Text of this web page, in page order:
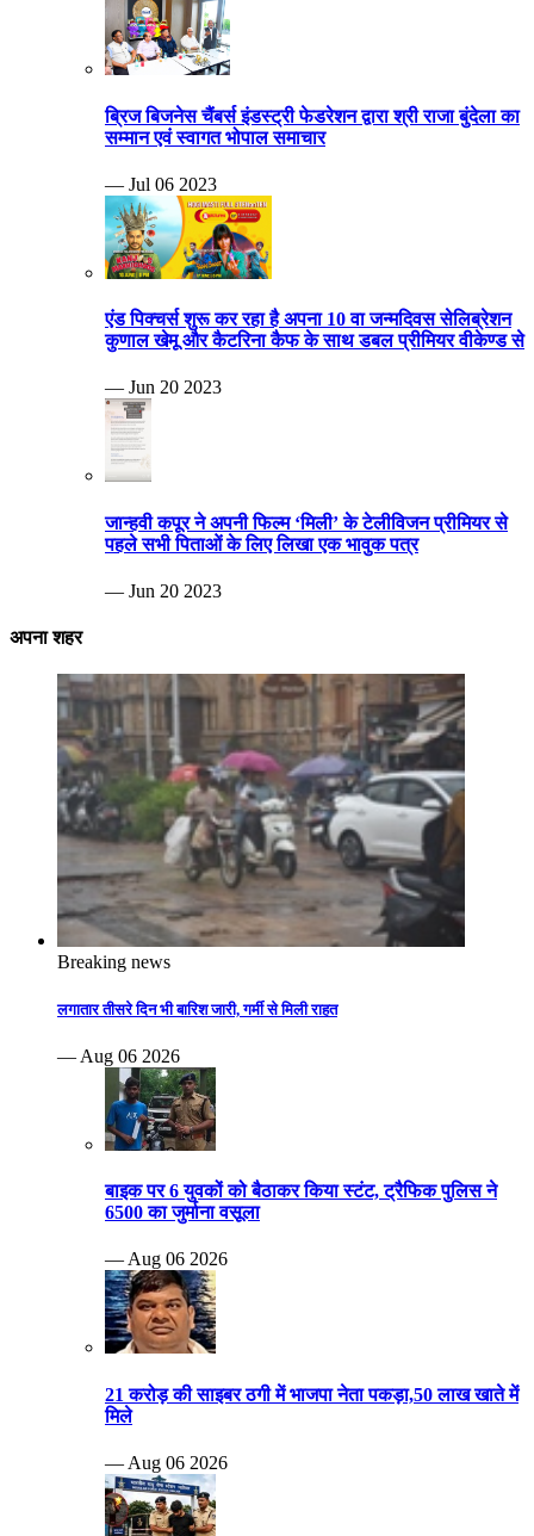
ब्रिज बिजनेस चैंबर्स इंडस्ट्री फेडरेशन द्वारा श्री राजा बुंदेला का
सम्मान एवं स्वागत भोपाल समाचार
— Jul 06 2023
एंड पिक्चर्स शुरू कर रहा है अपना 10 वा जन्मदिवस सेलिब्रेशन
कुणाल खेमू और कैटरिना कैफ के साथ डबल प्रीमियर वीकेण्ड से
— Jun 20 2023
जान्हवी कपूर ने अपनी फिल्म ‘मिली’ के टेलीविजन प्रीमियर से
पहले सभी पिताओं के लिए लिखा एक भावुक पत्र
— Jun 20 2023
अपना शहर
Breaking news
लगातार तीसरे दिन भी बारिश जारी, गर्मी से मिली राहत
— Aug 06 2026
बाइक पर 6 युवकों को बैठाकर किया स्टंट, ट्रैफिक पुलिस ने
6500 का जुर्माना वसूला
— Aug 06 2026
21 करोड़ की साइबर ठगी में भाजपा नेता पकड़ा,50 लाख खाते में
मिले
— Aug 06 2026